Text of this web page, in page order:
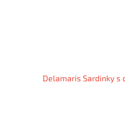
Delamaris Sardinky